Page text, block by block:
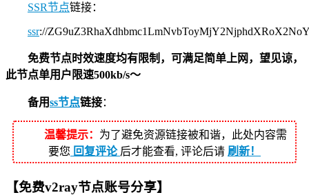
SSR节点链接：
ssr://
免费节点时效速度均有限制，可满足简单上网，望见谅，
此节点单用户限速500kb/s～
备用ss节点链接：
温馨提示： 为了避免资源链接被和谐，此处内容需
要您 回复评论 后才能查看, 评论后请 刷新！
【免费v2ray节点账号分享】